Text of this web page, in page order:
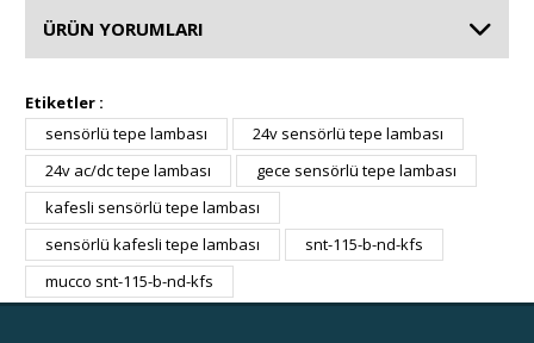
ÜRÜN YORUMLARI
Etiketler :
sensörlü tepe lambası
24v sensörlü tepe lambası
24v ac/dc tepe lambası
gece sensörlü tepe lambası
kafesli sensörlü tepe lambası
sensörlü kafesli tepe lambası
snt-115-b-nd-kfs
mucco snt-115-b-nd-kfs